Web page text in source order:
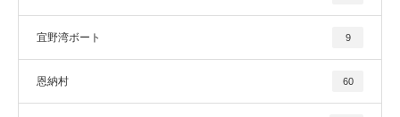
宜野湾ボート 9
恩納村 60